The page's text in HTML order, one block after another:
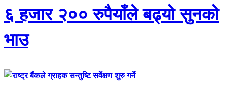
६ हजार २०० रुपैयाँले बढ्यो सुनको
भाउ